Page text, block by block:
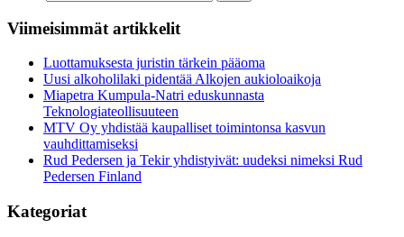
Viimeisimmät artikkelit
Luottamuksesta juristin tärkein pääoma
Uusi alkoholilaki pidentää Alkojen aukioloaikoja
Miapetra Kumpula-Natri eduskunnasta
Teknologiateollisuuteen
MTV Oy yhdistää kaupalliset toimintonsa kasvun
vauhdittamiseksi
Rud Pedersen ja Tekir yhdistyivät: uudeksi nimeksi Rud
Pedersen Finland
Kategoriat